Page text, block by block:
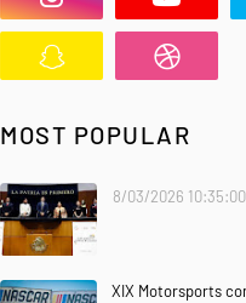
MOST POPULAR
8/03/2026
XIX Motorsports